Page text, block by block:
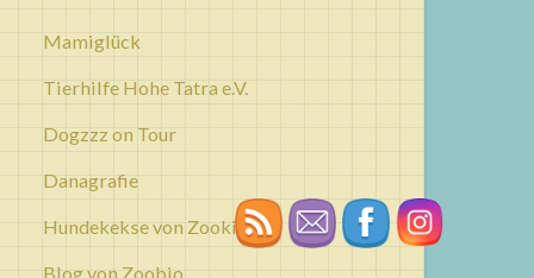
Mamiglück
Tierhilfe Hohe Tatra e.V.
Dogzzz on Tour
Danagrafie
Hundekekse von Zookies
Blog von Zoobio